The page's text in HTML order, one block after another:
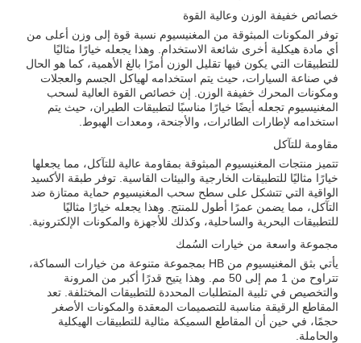
خصائص خفيفة الوزن وعالية القوة
توفر المكونات المبثوقة من المغنيسيوم نسبة قوة إلى وزن أعلى من
أي مادة هيكلية أخرى شائعة الاستخدام. وهذا يجعله خيارًا مثاليًا
للتطبيقات التي يكون فيها تقليل الوزن أمرًا بالغ الأهمية، كما هو الحال
في صناعة السيارات، حيث يتم استخدامه لهياكل الجسم والعجلات
ومكونات المحرك خفيفة الوزن. إن خصائص القوة العالية لسحب
المغنيسيوم تجعله أيضًا خيارًا مناسبًا لتطبيقات الطيران، حيث يتم
استخدامه لإطارات الطائرات، والأجنحة، ومعدات الهبوط.
مقاومة للتآكل
تتميز منتجات المغنيسيوم المبثوقة بمقاومة عالية للتآكل، مما يجعلها
خيارًا مثاليًا للتطبيقات الخارجية والبيئات القاسية. توفر طبقة الأكسيد
الواقية التي تتشكل على سطح سحب المغنيسيوم حماية ممتازة ضد
التآكل، مما يضمن عمرًا أطول للمنتج. وهذا يجعله خيارًا مثاليًا
للتطبيقات البحرية والساحلية، وكذلك للأجهزة والمكونات الإلكترونية.
مجموعة واسعة من خيارات السُمك
يأتي بثق المغنيسيوم من HB بمجموعة متنوعة من خيارات السماكة،
تتراوح من 1 مم إلى 50 مم. وهذا يتيح قدرًا أكبر من المرونة
والتخصيص في تلبية المتطلبات المحددة للتطبيقات المختلفة. تعد
المقاطع الرقيقة مناسبة للتصميمات المعقدة والمكونات الأصغر
حجمًا، في حين أن المقاطع السميكة مثالية للتطبيقات الهيكلية
والحاملة.